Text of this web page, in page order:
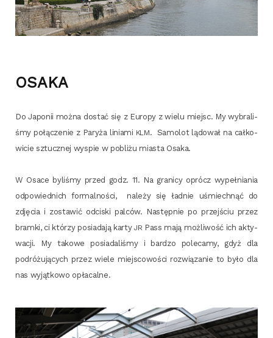
OSAKA
Do Japo­nii moż­na dostać się z Euro­py z wie­lu miejsc. My wybra­li­
śmy połą­cze­nie z Pary­ża linia­mi KLM. Samo­lot lądo­wał na cał­ko­
wi­cie sztucz­nej wyspie w pobli­żu mia­sta Osaka.
W Osa­ce byli­śmy przed godz. 11. Na gra­ni­cy oprócz wypeł­nia­nia
odpo­wied­nich for­mal­no­ści, nale­ży się ład­nie uśmiech­nąć do
zdję­cia i zosta­wić odci­ski pal­ców. Następ­nie po przej­ściu przez
bram­ki, ci któ­rzy posia­da­ją kar­tyJRPass mają moż­li­wość ich akty­
wa­cji. My tako­we posia­da­li­śmy i bar­dzo pole­ca­my, gdyż dla
podró­żu­ją­cych przez wie­le miej­sco­wo­ści roz­wią­za­nie to było dla
nas wyjąt­ko­wo opłacalne.